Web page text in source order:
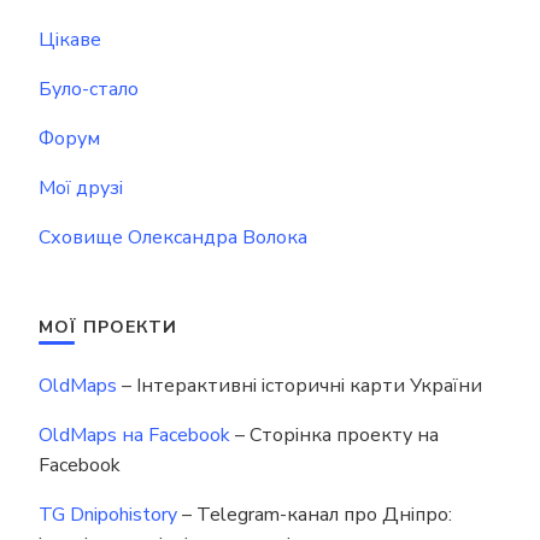
Цікаве
Було-стало
Форум
Мої друзі
Сховище Олександра Волока
МОЇ ПРОЕКТИ
OldMaps – Інтерактивні історичні карти України
OldMaps на Facebook– Сторінка проекту на
Facebook
TG Dnipohistory– Telegram-канал про Дніпро: